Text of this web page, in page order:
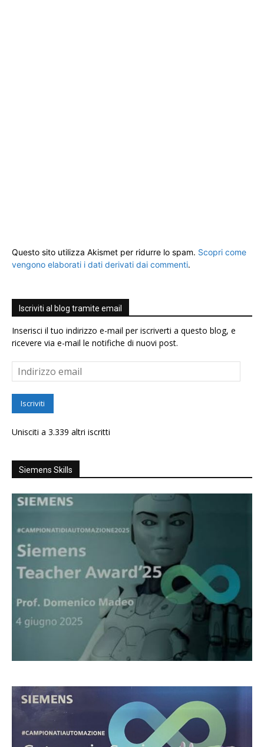
Questo sito utilizza Akismet per ridurre lo spam. Scopri come
vengono elaborati i dati derivati dai commenti.
Iscriviti al blog tramite email
Inserisci il tuo indirizzo e-mail per iscriverti a questo blog, e
ricevere via e-mail le notifiche di nuovi post.
Indirizzo
email
Iscriviti
Unisciti a 3.339 altri iscritti
Siemens Skills